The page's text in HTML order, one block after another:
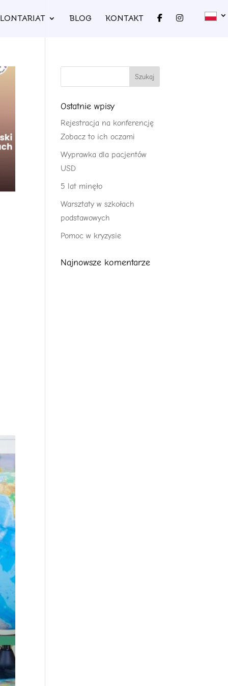
BLOG KONTAKT
Ostatnie wpisy
Rejestracja na konferencję
Zobacz to ich oczami
Wyprawka dla pacjentów
USD
5 lat minęło
Warsztaty w szkołach
podstawowych
Pomoc w kryzysie
Najnowsze komentarze